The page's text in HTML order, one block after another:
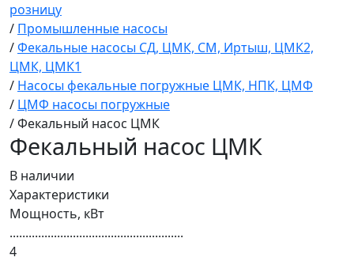
розницу
/ Промышленные насосы
/Фекальные насосы СД, ЦМК, СМ, Иртыш, ЦМК2,
ЦМК, ЦМК1
/ Насосы фекальные погружные ЦМК, НПК, ЦМФ
/ ЦМФ насосы погружные
/Фекальный насос ЦМК
Фекальный насос ЦМК
В наличии
Характеристики
Мощность, кВт
.......................................................
4